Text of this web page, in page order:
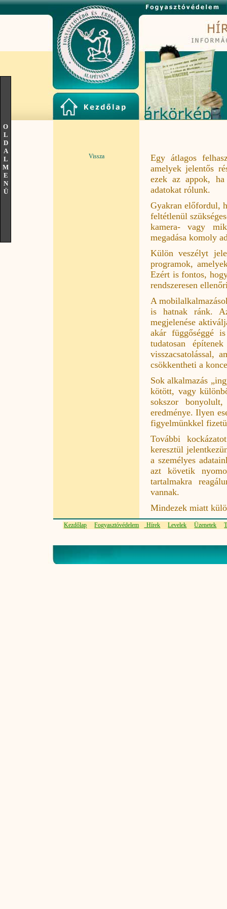
O
L
D
A
L
M
E
N
Ü
Vissza
Egy átlagos
amelyek jelentős
ezek az appok,
adatokat rólunk.
Gyakran előfordul,
feltétlenül
kamera- vagy
megadása komoly
Külön veszélyt
programok,
Ezért is fontos,
rendszeresen
A
is hatnak ránk.
megjelenése
akár függőséggé
tudatosan
visszacsatolással,
csökkentheti a
Sok alkalmazás
kötött, vagy
sokszor
eredménye. Ilyen
figyelmünkkel
További
keresztül
a személyes
azt követik
tartalmakra
vannak.
Mindezek miatt
Kezdőlap Fogyasztóvédelem Hírek Levelek Üzenetek